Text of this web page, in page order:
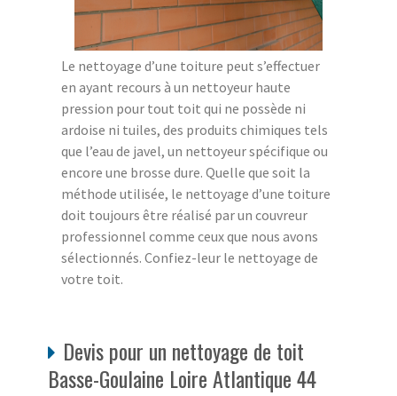
Le nettoyage d’une toiture peut s’effectuer
en ayant recours à un nettoyeur haute
pression pour tout toit qui ne possède ni
ardoise ni tuiles, des produits chimiques tels
que l’eau de javel, un nettoyeur spécifique ou
encore une brosse dure. Quelle que soit la
méthode utilisée, le nettoyage d’une toiture
doit toujours être réalisé par un couvreur
professionnel comme ceux que nous avons
sélectionnés. Confiez-leur le nettoyage de
votre toit.
Devis pour un nettoyage de toit
Basse-Goulaine Loire Atlantique 44